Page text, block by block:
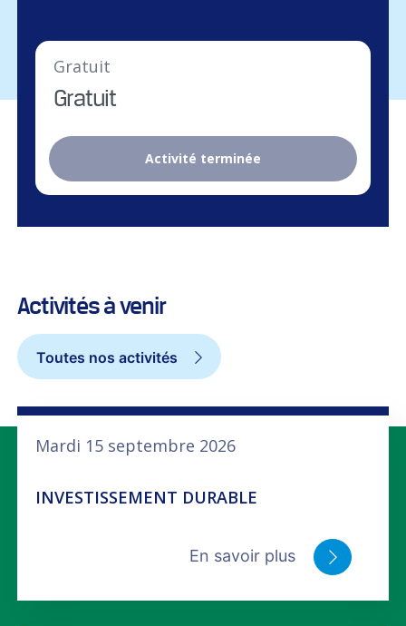
Gratuit
Gratuit
Activité terminée
Activités à venir
Toutes nos activités
Mardi 15 septembre 2026
INVESTISSEMENT DURABLE
En savoir plus